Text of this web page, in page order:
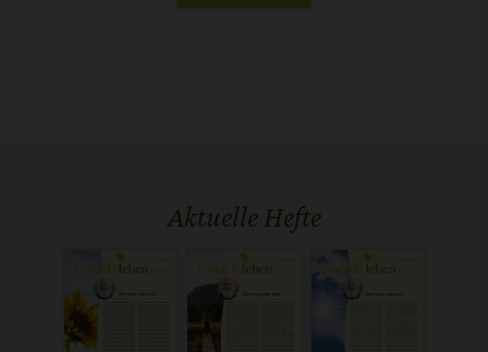
Aktuelle Hefte